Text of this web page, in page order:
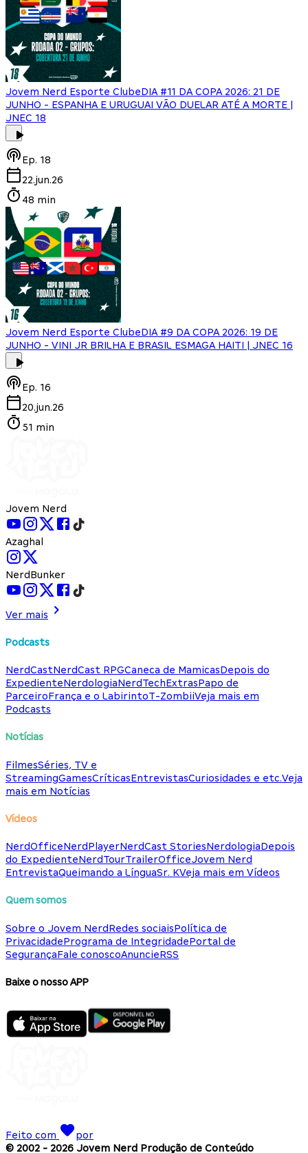
Jovem Nerd Esporte ClubeDIA #11 DA COPA 2026: 21 DE
JUNHO - ESPANHA E URUGUAI VÃO DUELAR ATÉ A MORTE |
JNEC 18
Ep. 18
22.jun.26
48 min
Jovem Nerd Esporte ClubeDIA #9 DA COPA 2026: 19 DE
JUNHO - VINI JR BRILHA E BRASIL ESMAGA HAITI | JNEC 16
Ep. 16
20.jun.26
51 min
Jovem Nerd
Azaghal
NerdBunker
Ver mais
Podcasts
NerdCastNerdCast RPGCaneca de MamicasDepois do
ExpedienteNerdologiaNerdTechExtrasPapo de
ParceiroFrança e o LabirintoT-ZombiiVeja mais em
Podcasts
Notícias
FilmesSéries, TV e
StreamingGamesCríticasEntrevistasCuriosidades e etc.Veja
mais em Notícias
Vídeos
NerdOfficeNerdPlayerNerdCast StoriesNerdologiaDepois
do ExpedienteNerdTourTrailerOfficeJovem Nerd
EntrevistaQueimando a LínguaSr. KVeja mais em Vídeos
Quem somos
Sobre o Jovem NerdRedes sociaisPolítica de
PrivacidadePrograma de IntegridadePortal de
SegurançaFale conoscoAnuncieRSS
Baixe o nosso APP
Feito com
por
© 2002 - 2026 Jovem Nerd Produção de Conteúdo